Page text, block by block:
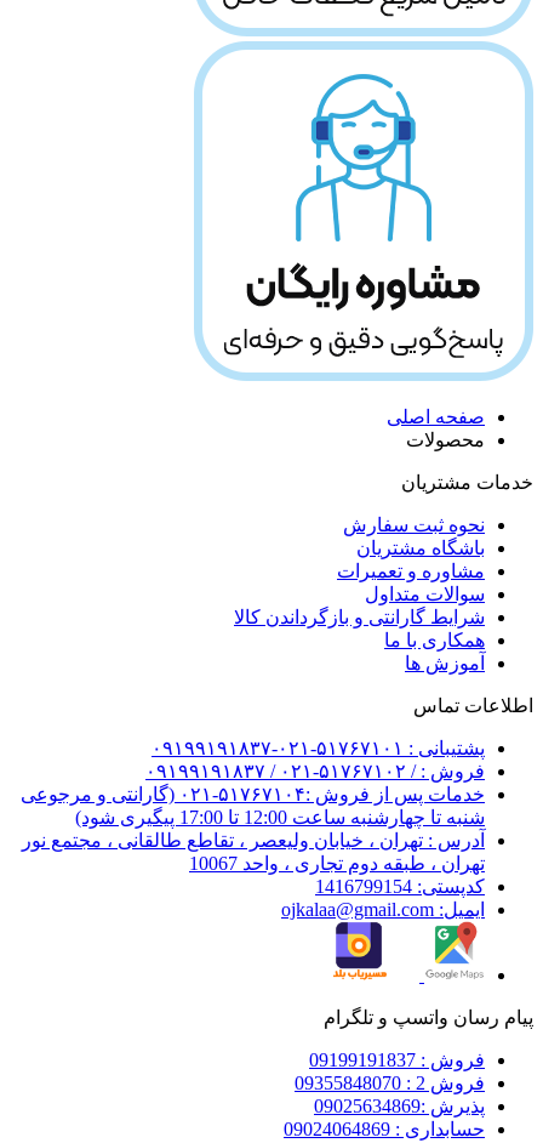
صفحه اصلی
محصولات
خدمات مشتریان
نحوه ثبت سفارش
باشگاه مشتریان
مشاوره و تعمیرات
سوالات متداول
شرایط گارانتی و بازگرداندن کالا
همکاری با ما
آموزش ها
اطلاعات تماس
پشتیبانی : ۵۱۷۶۷۱۰۱-۰۲۱-۰۹۱۹۹۱۹۱۸۳۷
فروش : / ۵۱۷۶۷۱۰۲-۰۲۱ / ۰۹۱۹۹۱۹۱۸۳۷
خدمات پس از فروش :۵۱۷۶۷۱۰۴-۰۲۱ (گارانتی و مرجوعی
شنبه تا چهارشنبه ساعت 12:00 تا 17:00 پیگیری شود)
آدرس : تهران ، خیابان ولیعصر ، تقاطع طالقانی ، مجتمع نور
تهران ، طبقه دوم تجاری ، واحد 10067
کدپستی: 1416799154
ایمیل: ojkalaa@gmail.com
پیام رسان واتسپ و تلگرام
فروش : 09199191837
فروش 2 : 09355848070
پذیرش :09025634869
حسابداری : 09024064869